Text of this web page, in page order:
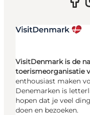
VisitDenmark is de
toerismeorganisatie
enthousiast maken
Denemarken is
hopen dat je veel
doen en bezoeken.